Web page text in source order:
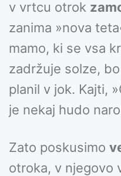
v vrtcu otrok
zanima »nova
mamo, ki se vsa
zadržuje solze,
planil v jok. Kajti,
je nekaj hudo
Zato poskusimo
otroka, v njegovo